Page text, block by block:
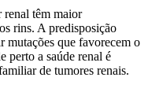
renal têm maior
rins. A predisposição
mutações que favorecem o
perto a saúde renal é
de tumores renais.